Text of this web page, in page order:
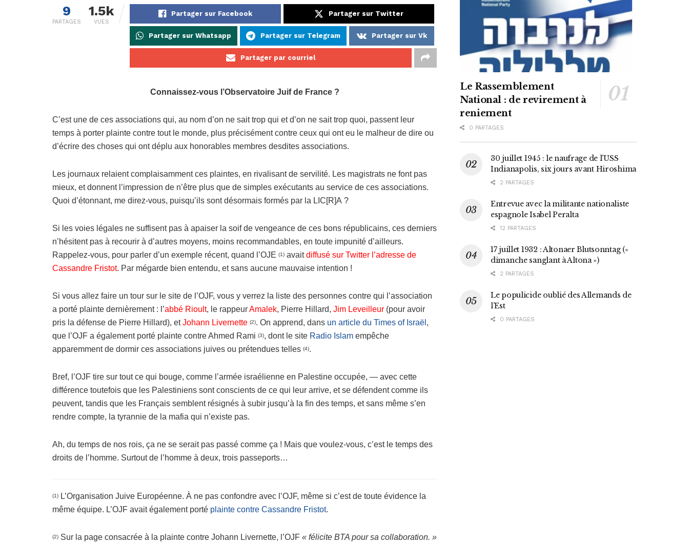
9
PARTAGES
1.5k
VUES
Partager sur Facebook Partager sur Twitter
Partager sur Whatsapp Partager sur Telegram Partager sur Vk
Partager par courriel
Connaissez-vous l’Observatoire Juif de France ?
C’est une de ces associations qui, au nom d’on ne sait trop qui et d’on ne sait trop quoi, passent leur
temps à porter plainte contre tout le monde, plus précisément contre ceux qui ont eu le malheur de dire ou
d’écrire des choses qui ont déplu aux honorables membres desdites associations.
Les journaux relaient complaisamment ces plaintes, en rivalisant de servilité. Les magistrats ne font pas
mieux, et donnent l’impression de n’être plus que de simples exécutants au service de ces associations.
Quoi d’étonnant, me direz-vous, puisqu’ils sont désormais formés par la LIC[R]A ?
Si les voies légales ne suffisent pas à apaiser la soif de vengeance de ces bons républicains, ces derniers
n’hésitent pas à recourir à d’autres moyens, moins recommandables, en toute impunité d’ailleurs.
Rappelez-vous, pour parler d’un exemple récent, quand l’OJE (1) avaitdiffusé sur Twitter l’adresse de
Cassandre Fristot. Par mégarde bien entendu, et sans aucune mauvaise intention !
Si vous allez faire un tour sur le site de l’OJF, vous y verrez la liste des personnes contre qui l’association
a porté plainte dernièrement : l’abbé Rioult, le rappeurAmalek, Pierre Hillard, Jim Leveilleur (pour avoir
pris la défense de Pierre Hillard), et Johann Livernette (2). On apprend, dans un article du Times of Israël ,
que l’OJF a également porté plainte contre Ahmed Rami (3), dont le site Radio Islam empêche
apparemment de dormir ces associations juives ou prétendues telles (4).
Bref, l’OJF tire sur tout ce qui bouge, comme l’armée israélienne en Palestine occupée, ― avec cette
différence toutefois que les Palestiniens sont conscients de ce qui leur arrive, et se défendent comme ils
peuvent, tandis que les Français semblent résignés à subir jusqu’à la fin des temps, et sans même s’en
rendre compte, la tyrannie de la mafia qui n’existe pas.
Ah, du temps de nos rois, ça ne se serait pas passé comme ça ! Mais que voulez-vous, c’est le temps des
droits de l’homme. Surtout de l’homme à deux, trois passeports…
(1)
L’Organisation Juive Européenne. À ne pas confondre avec l’OJF, même si c’est de toute évidence la
même équipe. L’OJF avait également porté plainte contre Cassandre Fristot.
(2) Sur la page consacrée à la plainte contre Johann Livernette, l’OJF « félicite BTA pour sa collaboration. »
Le Rassemblement
National : de revirement à
reniement
0 PARTAGES
30 juillet 1945 : le naufrage de l’USS
Indianapolis, six jours avant Hiroshima
2 PARTAGES
Entrevue avec la militante nationaliste
espagnole Isabel Peralta
12 PARTAGES
17 juillet 1932 : Altonaer Blutsonntag («
dimanche sanglant à Altona »)
2 PARTAGES
Le populicide oublié des Allemands de
l’Est
0 PARTAGES